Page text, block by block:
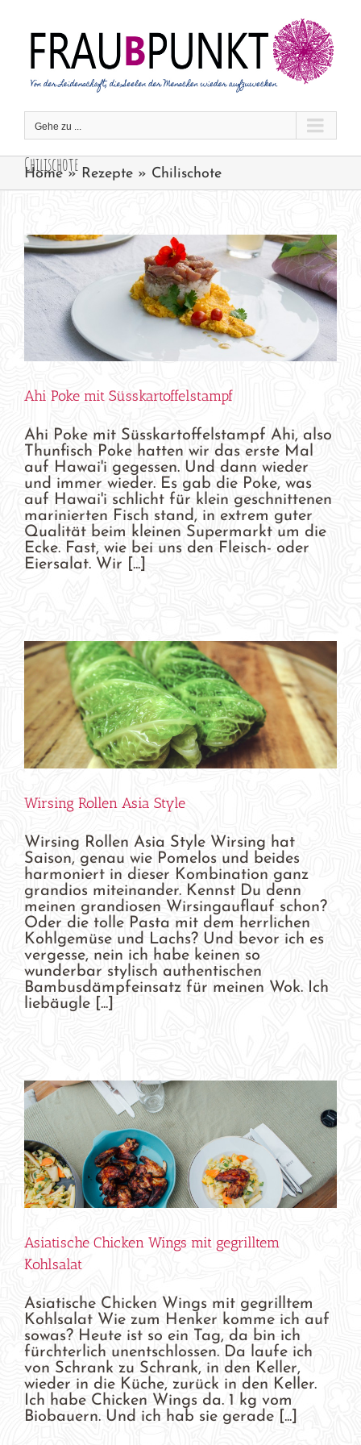
springen
Gehe zu ...
Chilischote
Home» Rezepte » Chilischote
Ahi Poke mit Süsskartoffelstampf
Ahi Poke mit Süsskartoffelstampf Ahi, also
Thunfisch Poke hatten wir das erste Mal
auf Hawai'i gegessen. Und dann wieder
und immer wieder. Es gab die Poke, was
auf Hawai'i schlicht für klein geschnittenen
marinierten Fisch stand, in extrem guter
Qualität beim kleinen Supermarkt um die
Ecke. Fast, wie bei uns den Fleisch- oder
Eiersalat. Wir [...]
Wirsing Rollen Asia Style
Wirsing Rollen Asia Style Wirsing hat
Saison, genau wie Pomelos und beides
harmoniert in dieser Kombination ganz
grandios miteinander. Kennst Du denn
meinen grandiosen Wirsingauflauf schon?
Oder die tolle Pasta mit dem herrlichen
Kohlgemüse und Lachs? Und bevor ich es
vergesse, nein ich habe keinen so
wunderbar stylisch authentischen
Bambusdämpfeinsatz für meinen Wok. Ich
liebäugle [...]
Asiatische Chicken Wings mit gegrilltem
Kohlsalat
Asiatische Chicken Wings mit gegrilltem
Kohlsalat Wie zum Henker komme ich auf
sowas? Heute ist so ein Tag, da bin ich
fürchterlich unentschlossen. Da laufe ich
von Schrank zu Schrank, in den Keller,
wieder in die Küche, zurück in den Keller.
Ich habe Chicken Wings da. 1 kg vom
Biobauern. Und ich hab sie gerade [...]